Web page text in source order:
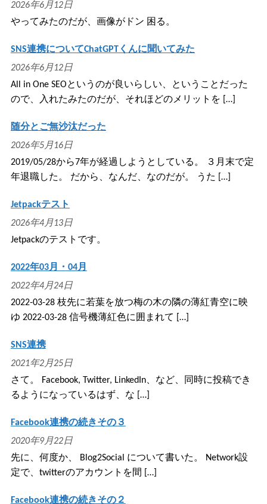
2026年6月12日
やってみたのだが、画像がドン 困る。
SNS連携についてChatGPTくんに聞いてみた
2026年6月12日
All in One SEOというのが良いらしい、ということだった
ので、入れたみたのだが、それほどのメリットを […]
随分とご無沙汰だった
2026年5月16日
2019/05/28から7年が経過しようとしている。 ３月末で定
年退職した。 だから、なんだ、なのだが。 うた […]
Jetpackテスト
2026年4月13日
Jetpackのテストです。
2022年03月・04月
2022年4月24日
2022-03-28 枝先に若葉を放つ梅の木の隣の薄紅青空に映
ゆ 2022-03-28 信号機薄紅色に囲まれて […]
SNS連携
2021年2月25日
さて。 Facebook, Twitter, LinkedIn、など、同時に投稿でき
るようになっているはず、な […]
Facebook連携の続きその３
2020年9月22日
先に、何度か、 Blog2Social について書いた。 Network設
定で、twitterのアカウントを間 […]
Facebook連携の続きその２